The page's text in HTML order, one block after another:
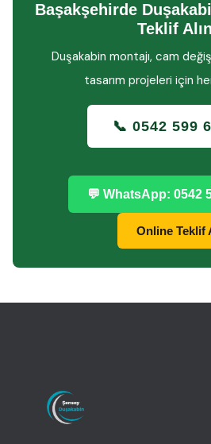
Başakşehirde
Teklif
Duşakabin montajı, cam
tasarım projeleri için
📞 0542 599
💬 WhatsApp: 0542
Online Teklif